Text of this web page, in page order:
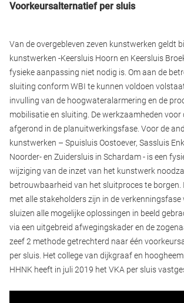
Voorkeursalternatief per sluis
Van de overgebleven zeven kunstwerken geldt
kunstwerken -Keersluis Hoorn en Keersluis
fysieke aanpassing niet nodig is. Om aan de
sluiting conform WBI te kunnen voldoen
invulling van de hoogwateralarmering en de
mobilisatie en sluiting. De werkzaamheden voor
afgerond in de planuitwerkingsfase. Voor de
kunstwerken – Spuisluis Oostoever, Sassluis
Noorder- en Zuidersluis in Schardam - is een
wijziging van de inzet van het kunstwerk
betrouwbaarheid van het sluitproces te borgen.
met alle stakeholders zijn in de verkenningsfase
sluizen alle mogelijke oplossingen in beeld
via een uitgebreid afwegingskader en de
zeef 2 methode getrechterd naar één
per sluis. Het college van dijkgraaf en
HHNK heeft in juli 2019 het VKA per sluis